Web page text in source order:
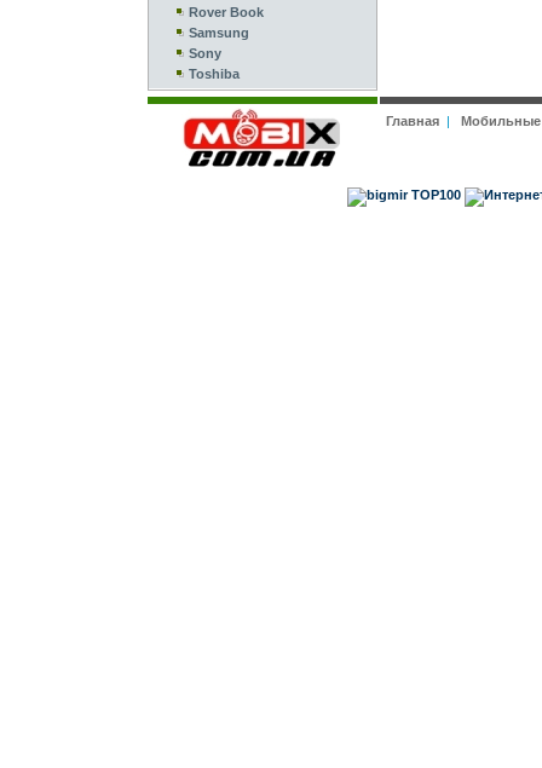
Rover Book
Samsung
Sony
Toshiba
Главная|